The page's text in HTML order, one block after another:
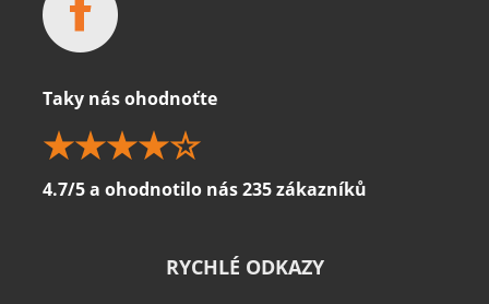
Taky nás ohodnoťte
4.7/5 a ohodnotilo nás 235 zákazníků
RYCHLÉ ODKAZY